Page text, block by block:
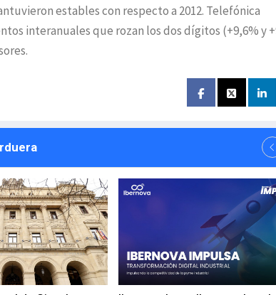
estables con respecto a 2012. Telefónica
interanuales que rozan los dos dígitos (+9,6% y